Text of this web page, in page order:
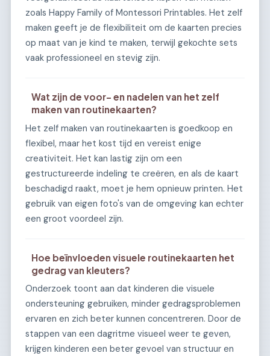
zoals Happy Family of Montessori Printables. Het zelf
maken geeft je de flexibiliteit om de kaarten precies
op maat van je kind te maken, terwijl gekochte sets
vaak professioneel en stevig zijn.
Wat zijn de voor- en nadelen van het zelf
maken van routinekaarten?
Het zelf maken van routinekaarten is goedkoop en
flexibel, maar het kost tijd en vereist enige
creativiteit. Het kan lastig zijn om een
gestructureerde indeling te creëren, en als de kaart
beschadigd raakt, moet je hem opnieuw printen. Het
gebruik van eigen foto's van de omgeving kan echter
een groot voordeel zijn.
Hoe beïnvloeden visuele routinekaarten het
gedrag van kleuters?
Onderzoek toont aan dat kinderen die visuele
ondersteuning gebruiken, minder gedragsproblemen
ervaren en zich beter kunnen concentreren. Door de
stappen van een dagritme visueel weer te geven,
krijgen kinderen een beter gevoel van structuur en